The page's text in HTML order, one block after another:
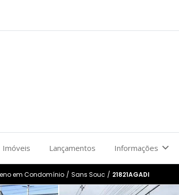
Imóveis Lançamentos Informações
em Condomínio / Sans Souc / 21821AGADI